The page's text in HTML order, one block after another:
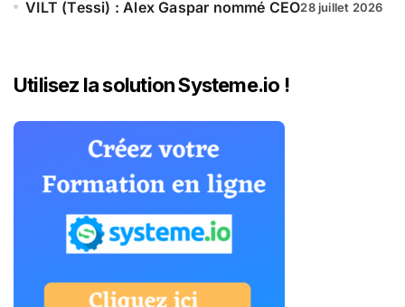
VILT (Tessi) : Alex Gaspar nommé CEO28 juillet 2026
Utilisez la solution Systeme.io !